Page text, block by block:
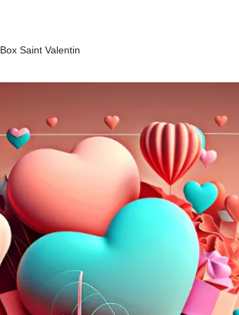
Box Saint Valentin